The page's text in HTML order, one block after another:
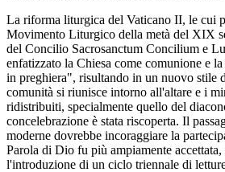
La riforma liturgica del Vaticano II, le cui
Movimento Liturgico della metà del XIX
del Concilio Sacrosanctum Concilium e
enfatizzato la Chiesa come comunione e
in preghiera", risultando in un nuovo stile
comunità si riunisce intorno all'altare e i
ridistribuiti, specialmente quello del
concelebrazione è stata riscoperta. Il
moderne dovrebbe incoraggiare la
Parola di Dio fu più ampiamente
l'introduzione di un ciclo triennale di